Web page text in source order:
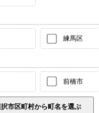
練馬区
前橋市